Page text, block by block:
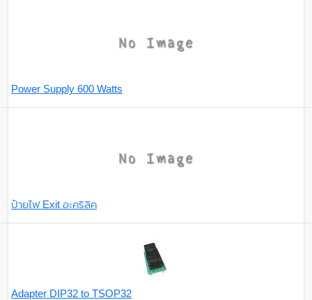
Power Supply 600 Watts
ป้ายไฟ Exit อะคริลิค
Adapter DIP32 to TSOP32